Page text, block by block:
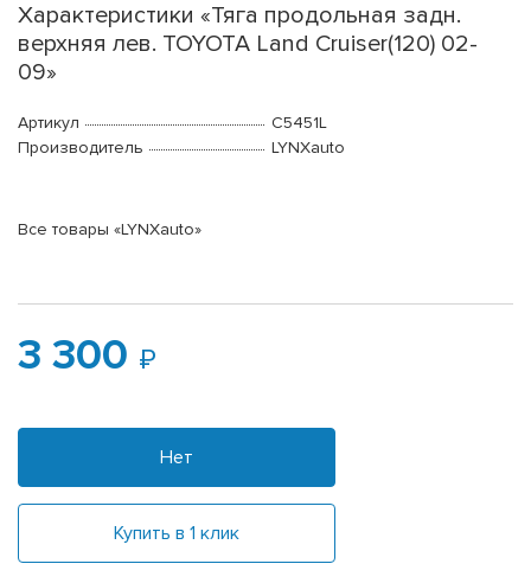
Характеристики «Тяга продольная задн.
верхняя лев. TOYOTA Land Cruiser(120) 02-
09»
Артикул
C5451L
Производитель
LYNXauto
Все товары «LYNXauto»
3 300
Нет
Купить в 1 клик